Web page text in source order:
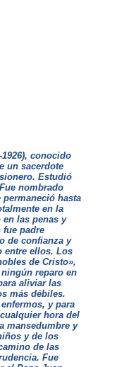
conocido
un sacerdote
Estudió
nombrado
hasta
en la
las penas y
fue padre
de confianza y
entre ellos. Los
de Cristo»,
reparo en
aliviar las
más débiles.
y para
hora del
mansedumbre y
y de los
de las
Fue